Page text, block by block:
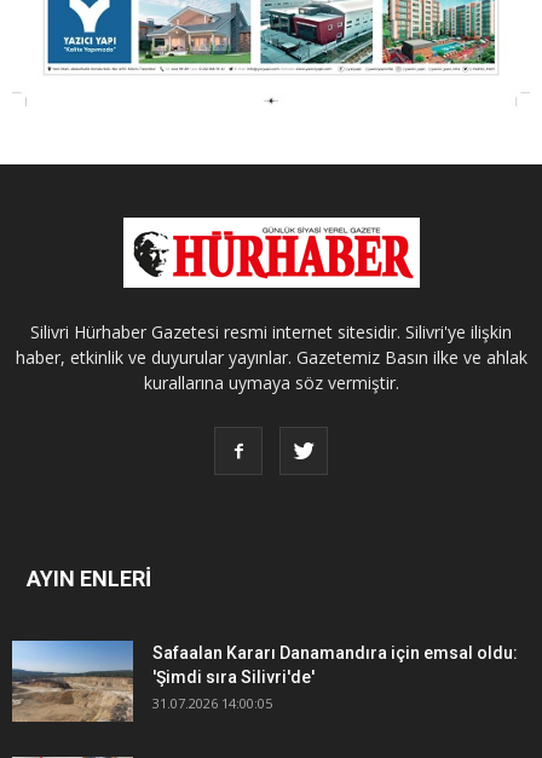
Silivri Hürhaber Gazetesi resmi internet sitesidir. Silivri'ye ilişkin
haber, etkinlik ve duyurular yayınlar. Gazetemiz Basın ilke ve ahlak
kurallarına uymaya söz vermiştir.
AYIN ENLERİ
Safaalan Kararı Danamandıra için emsal oldu:
'Şimdi sıra Silivri'de'
31.07.2026 14:00:05